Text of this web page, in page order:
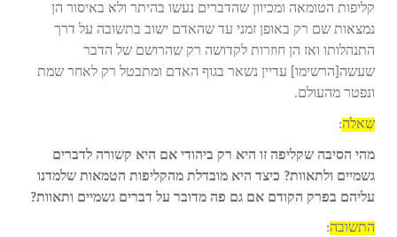
קליפות הטומאה ומכיוון שהדברים נעשו בהיתר ולא באיסור הן
נמצאות שם רק באופן זמני עד שהאדם ישוב בתשובה על דרך
התנהלותו ואז הן חוזרות לקדושה רק שהרושם של הדבר
שעשה[הרשימו] עדיין נשאר בגוף האדם ומתבטל רק לאחר שמת
ונפטר מהעולם.
שאלה:
מהי הסיבה שקליפה זו היא רק ביהודי אם היא קשורה לדברים
גשמיים ולתאוות? כיצד היא מובדלת מהקליפות הטמאות שלמדנו
עליהם בפרק הקודם אם גם פה מדובר על דברים גשמיים ותאוות?
התשובה: